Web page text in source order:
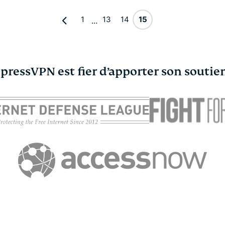
1 ... 13 14 15
est fier d’apporter son